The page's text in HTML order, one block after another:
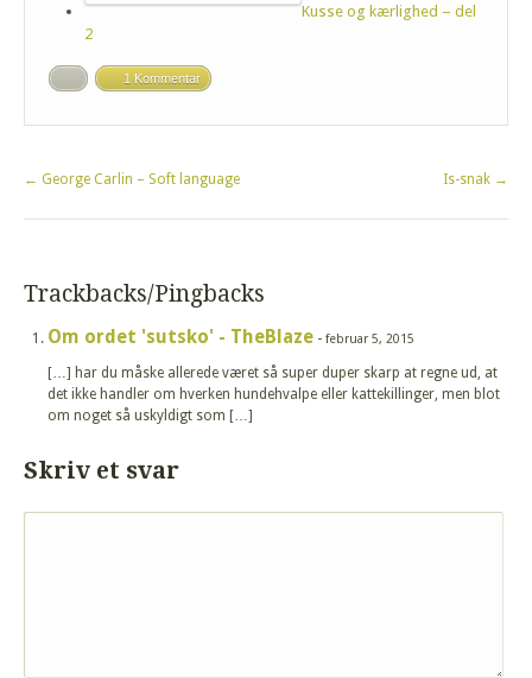
Kusse og kærlighed – del
2
1 Kommentar
← George Carlin – Soft language Is-snak →
Trackbacks/Pingbacks
Om ordet 'sutsko' - TheBlaze - februar 5, 2015
[…] har du måske allerede været så super duper skarp at regne ud, at
det ikke handler om hverken hundehvalpe eller kattekillinger, men blot
om noget så uskyldigt som […]
Skriv et svar